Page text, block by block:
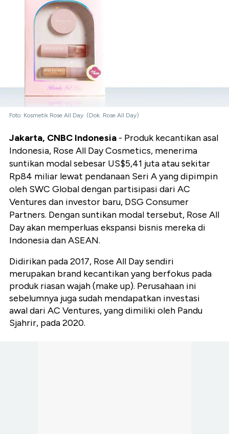
Foto: Kosmetik Rose All Day. (Dok. Rose All Day)
Jakarta, CNBC Indonesia - Produk kecantikan asal
Indonesia, Rose All Day Cosmetics, menerima
suntikan modal sebesar US$5,41 juta atau sekitar
Rp84 miliar lewat pendanaan Seri A yang dipimpin
oleh SWC Global dengan partisipasi dari AC
Ventures dan investor baru, DSG Consumer
Partners. Dengan suntikan modal tersebut, Rose All
Day akan memperluas ekspansi bisnis mereka di
Indonesia dan ASEAN.
Didirikan pada 2017, Rose All Day sendiri
merupakan brand kecantikan yang berfokus pada
produk riasan wajah (make up). Perusahaan ini
sebelumnya juga sudah mendapatkan investasi
awal dari AC Ventures, yang dimiliki oleh Pandu
Sjahrir, pada 2020.